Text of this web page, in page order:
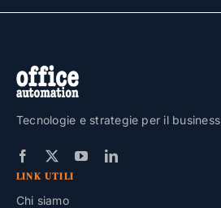
Tecnologie e strategie per il
LINK UTILI
Chi siamo